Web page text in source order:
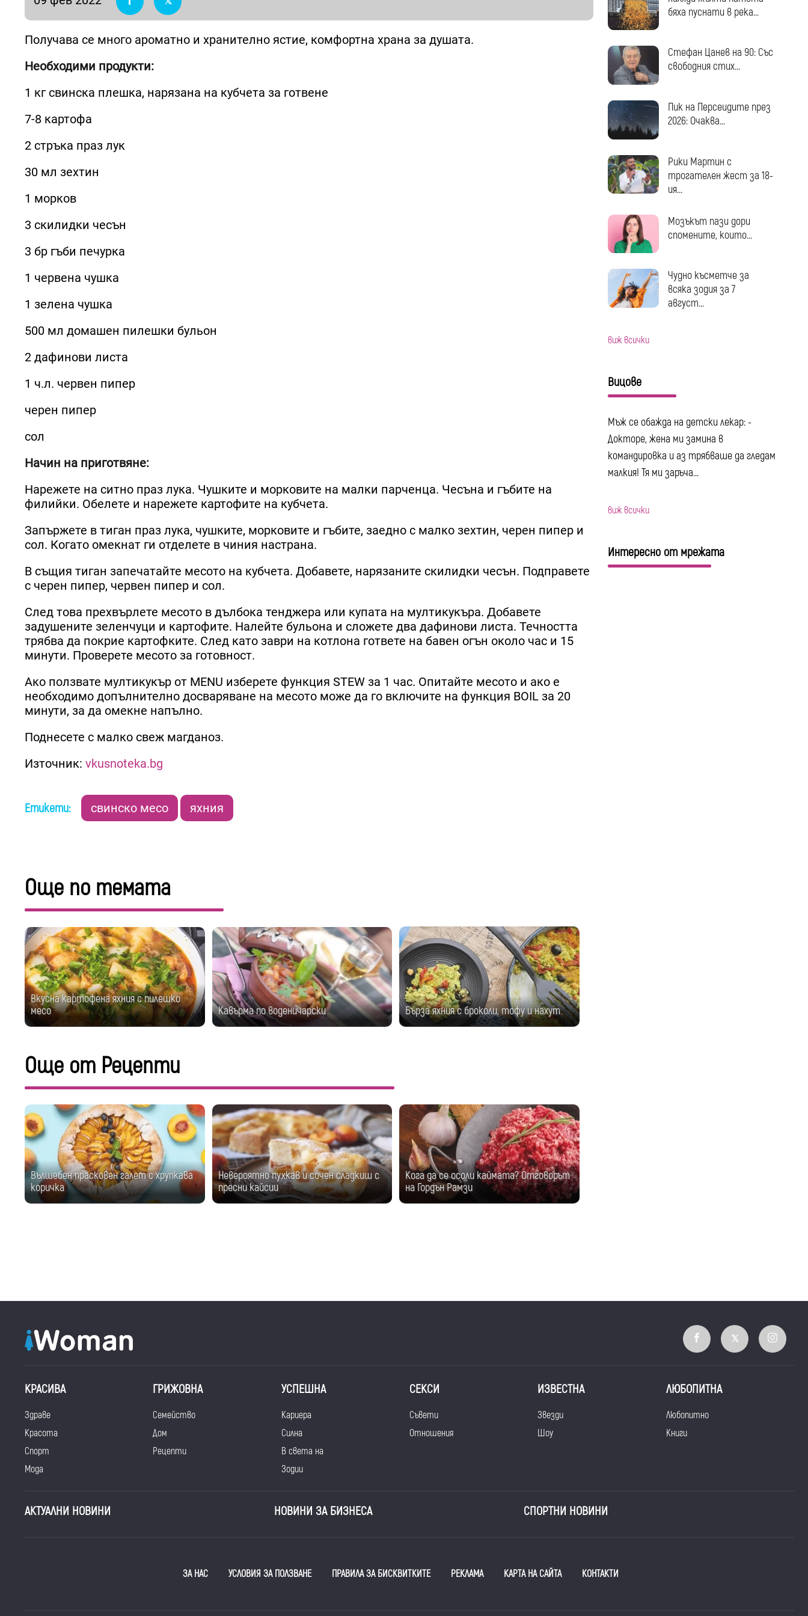
Получава се много ароматно и хранително ястие, комфортна храна за душата.
Необходими продукти:
1 кг свинска плешка, нарязана на кубчета за готвене
7-8 картофа
2 стръка праз лук
30 мл зехтин
1 морков
3 скилидки чесън
3 бр гъби печурка
1 червена чушка
1 зелена чушка
500 мл домашен пилешки бульон
2 дафинови листа
1 ч.л. червен пипер
черен пипер
сол
Начин на приготвяне:
Нарежете на ситно праз лука. Чушките и морковите на малки парченца. Чесъна и гъбите на
филийки. Обелете и нарежете картофите на кубчета.
Запържете в тиган праз лука, чушките, морковите и гъбите, заедно с малко зехтин, черен пипер и
сол. Когато омекнат ги отделете в чиния настрана.
В същия тиган запечатайте месото на кубчета. Добавете, нарязаните скилидки чесън. Подправете
с черен пипер, червен пипер и сол.
След това прехвърлете месото в дълбока тенджера или купата на мултикукъра. Добавете
задушените зеленчуци и картофите. Налейте бульона и сложете два дафинови листа. Течността
трябва да покрие картофките. След като заври на котлона гответе на бавен огън около час и 15
минути. Проверете месото за готовност.
Ако ползвате мултикукър от MENU изберете функция STEW за 1 час. Опитайте месото и ако е
необходимо допълнително досваряване на месото може да го включите на функция BOIL за 20
минути, за да омекне напълно.
Поднесете с малко свеж магданоз.
Източник: vkusnoteka.bg
Етикети: свинско месо яхния
Още по темата
Вкусна картофена яхния с пилешко
месо
Кавърма по воденичарски Бърза яхния с броколи, тофу и нахут
Още от Рецепти
Вълшебен прасковен галет с хрупкава
коричка
Невероятно пухкав и сочен сладкиш с
пресни кайсии
Кога да се осоли каймата? Отговорът
на Гордън Рамзи
бяха пуснати в река...
Стефан Цанев на 90: Със
свободния стих...
Пик на Персеидите през
2026: Очаква...
Рики Мартин с
трогателен жест за 18-
ия...
Мозъкът пази дори
спомените, които...
Чудно късметче за
всяка зодия за 7
август...
виж всички
Вицове
Мъж се обажда на детски лекар: -
Докторе, жена ми замина в
командировка и аз трябваше да гледам
малкия! Тя ми заръча...
виж всички
Интересно от мрежата
КРАСИВА
Здраве
Красота
Спорт
Мода
ГРИЖОВНА
Семейство
Дом
Рецепти
УСПЕШНА
Кариера
Силна
В света на
Зодии
СЕКСИ
Съвети
Отношения
ИЗВЕСТНА
Звезди
Шоу
ЛЮБОПИТНА
Любопитно
Книги
АКТУАЛНИ НОВИНИ НОВИНИ ЗА БИЗНЕСА СПОРТНИ НОВИНИ
ЗА НАС УСЛОВИЯ ЗА ПОЛЗВАНЕ ПРАВИЛА ЗА БИСКВИТКИТЕ РЕКЛАМА КАРТА НА САЙТА КОНТАКТИ